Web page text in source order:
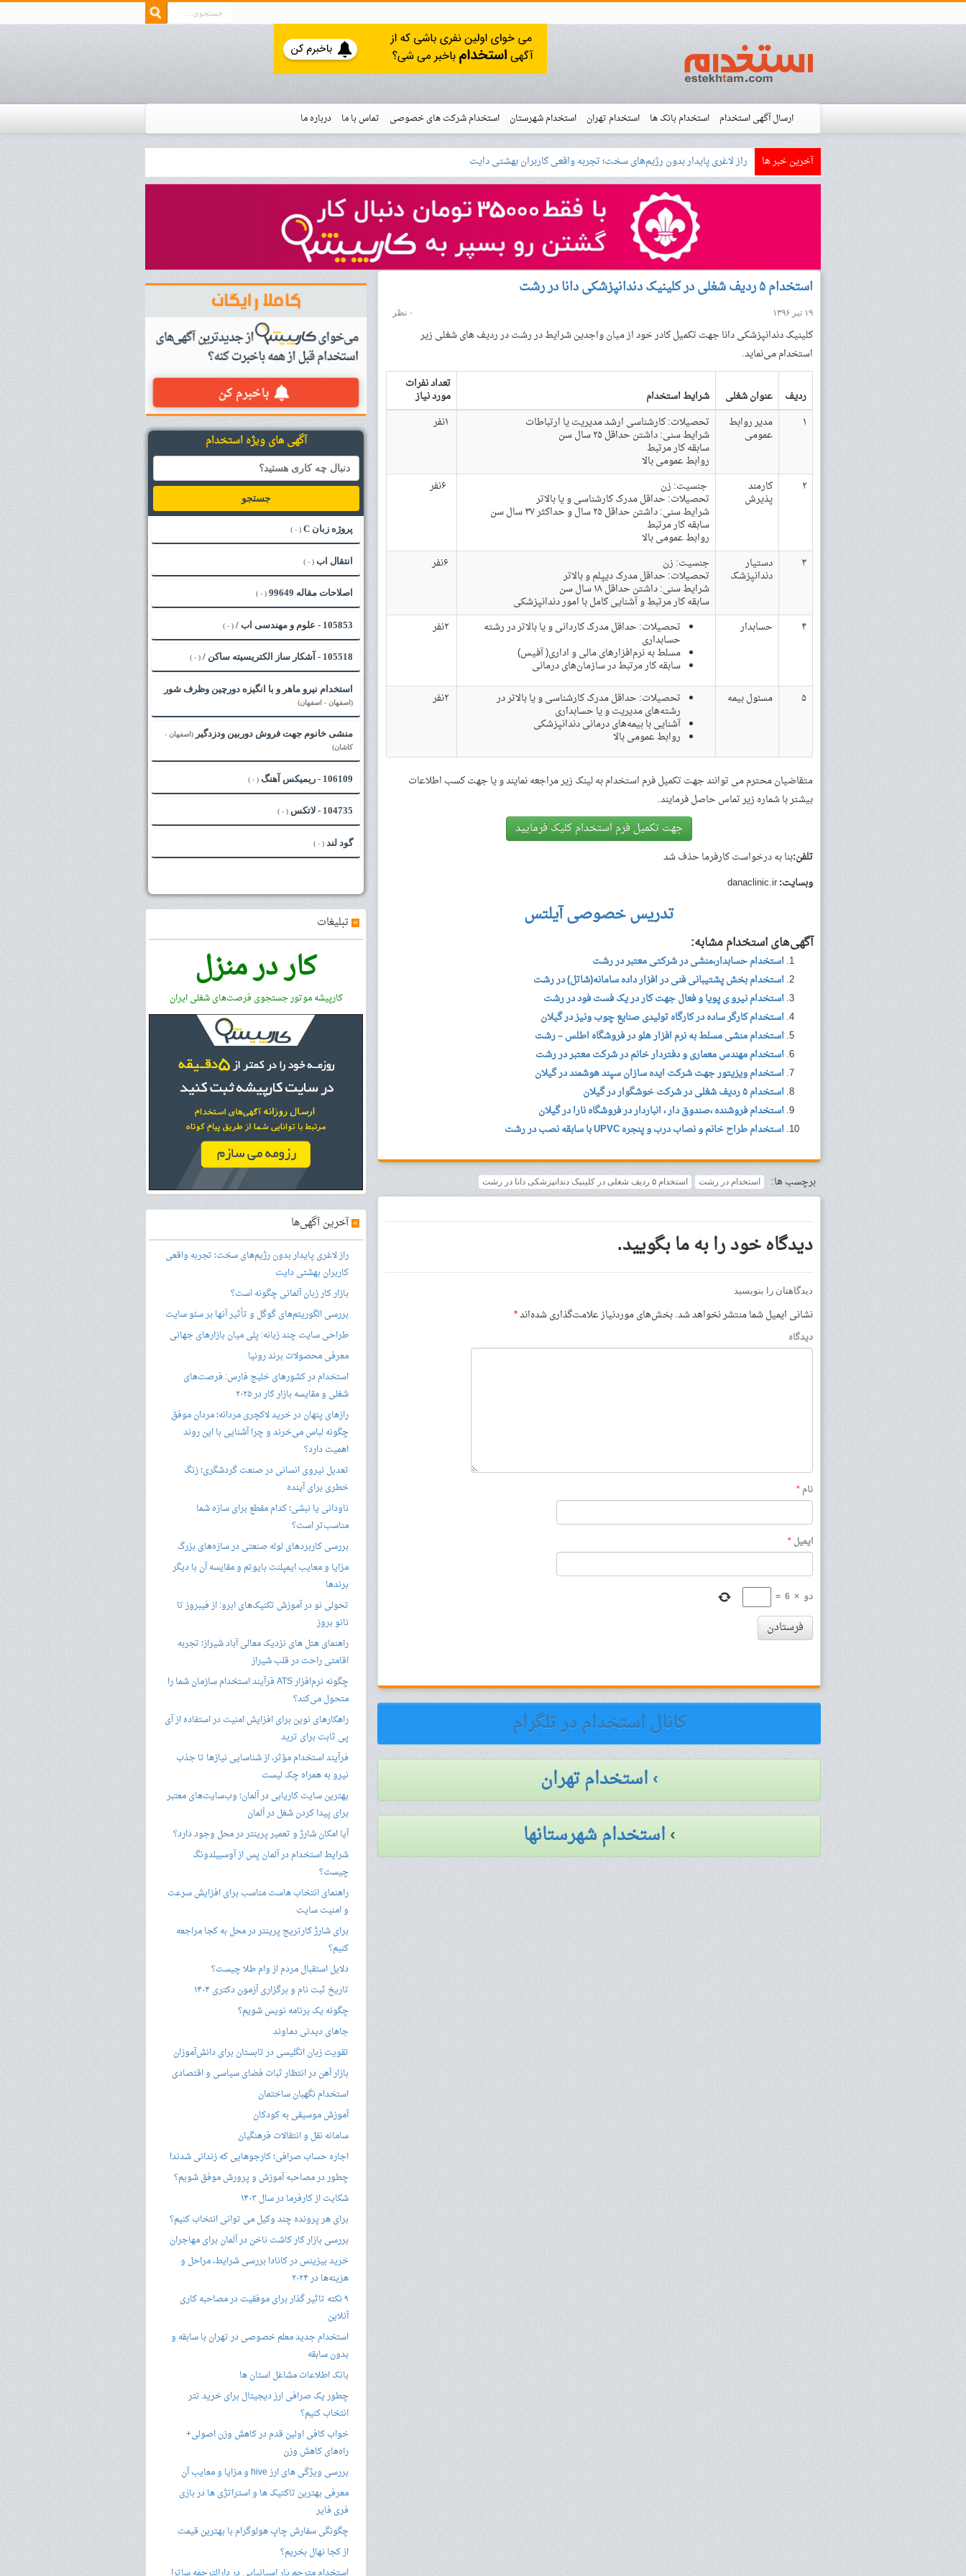
ارسال آگهی استخدام استخدام بانک ها استخدام تهران استخدام شهرستان استخدام شرکت های خصوصی تماس با ما
درباره ما
نوار زمان استخدام
استخدام شده ها
آموزش فروشگاه استخدام
آخرین خبر ها بازار کار زبان آلمانی چگونه
استخدام ۵ ردیف شغلی در کلینیک دندانپزشکی دانا در رشت
۱۹ تیر ۱۳۹۶ ۰ نظر
کلینیک دندانپزشکی دانا جهت تکمیل کادر خود از میان واجدین شرایط در رشت در ردیف های شغلی زیر
استخدام می‌نماید.
ردیف عنوان شغلی شرایط استخدام
تعداد نفرات
مورد نیاز
۱
مدیر روابط
عمومی
تحصیلات: کارشناسی ارشد مدیریت یا ارتباطات
شرایط سنی: داشتن حداقل ۲۵ سال سن
سابقه کار مرتبط
روابط عمومی بالا
۲ کارمند
پذیرش
جنسیت: زن
تحصیلات: حداقل مدرک کارشناسی و یا بالاتر
شرایط سنی: داشتن حداقل ۲۵ سال و حداکثر ۳۷ سال سن
سابقه کار مرتبط
روابط عمومی بالا
۳ دستیار
دندانپزشک
جنسیت: زن
تحصیلات: حداقل مدرک دیپلم و بالاتر
شرایط سنی: داشتن حداقل ۱۸ سال سن
سابقه کار مرتبط و آشنایی کامل با امور دندانپزشکی
۴ حسابدار تحصیلات: حداقل مدرک کاردانی و یا بالاتر در رشته‌
حسابداری
مسلط به نرم‌افزارهای مالی و اداری( آفیس)
سابقه کار مرتبط در سازمان‌های درمانی
۵ مسئول بیمه تحصیلات: حداقل مدرک کارشناسی و یا بالاتر در
رشته‌های مدیریت و یا حسابداری
آشنایی با بیمه‌های درمانی دندانپزشکی
روابط عمومی بالا
متقاضیان محترم می توانند جهت تکمیل فرم استخدام به لینک زیر مراجعه نمایند و یا جهت کسب اطلاعات
بیشتر با شماره زیر تماس حاصل فرمایند.
جهت تکمیل فرم استخدام کلیک فرمایید
تلفن:بنا به درخواست کارفرما حذف شد
وبسایت:
تدریس خصوصی آیلتس
آگهی‌های استخدام مشابه:
استخدام حسابدار،منشی در شرکتی معتبر در رشت
استخدام بخش پشتیبانی فنی در افزار داده سامانه(شاتل) در رشت
استخدام نیرو ی پویا و فعال جهت کار در یک فست فود در رشت
استخدام کارگر ساده در کارگاه تولیدی صنایع چوب ونیز در گیلان
استخدام منشی مسلط به نرم افزار هلو در فروشگاه اطلس – رشت
استخدام مهندس معماری و دفتردار خانم در شرکت معتبر در رشت
استخدام ویزیتور جهت شرکت ایده سازان سپند هوشمند در گیلان
استخدام ۵ ردیف شغلی در شرکت خوشگوار در گیلان
استخدام فروشنده ،صندوق دار ، انباردار در فروشگاه نارا در گیلان
استخدام طراح خانم و نصاب درب و پنجره UPVC با سابقه نصب در رشت
برچسب ها: استخدام در رشت استخدام ۵ ردیف شغلی در کلینیک دندانپزشکی دانا در رشت
دیدگاه خود را به ما بگویید.
دیدگاهتان را بنویسید
نشانی ایمیل شما منتشر نخواهد شد.بخش‌های موردنیاز علامت‌گذاری شده‌اند*
دیدگاه
نام*
ایمیل*
دو ×
6
=
فرستادن
کانال استخدام در تلگرام
› استخدام تهران
›استخدام شهرستانها
آگهی های ویژه استخدام
جستجو
پروژه زبان C ( - )
انتقال اب ( - )
اصلاحات مقاله 99649 ( - )
105853 - علوم و مهندسی اب / ( - )
105518 - آشکار ساز الکتریسیته ساکن / ( - )
استخدام نیرو ماهر و با انگیزه دورچین وظرف شور
(اصفهان - اصفهان)
منشی خانوم جهت فروش دوربین ودزدگیر
(اصفهان -
کاشان)
106109 - ریمیکس آهنگ ( - )
104735 - لاتکس ( - )
گود لند ( - )
»تبلیغات
کار در منزل
کارپیشه موتور جستجوی فرصت‌های شغلی ایران
»آخرین آگهی‌ها
راز لاغری پایدار بدون رژیم‌های سخت؛ تجربه واقعی
کاربران بهشتی دایت
بازار کار زبان آلمانی چگونه است؟
بررسی الگوریتم‌های گوگل و تأثیر آنها بر سئو سایت
طراحی سایت چند زبانه: پلی میان بازارهای جهانی
معرفی محصولات برند رونیا
استخدام در کشورهای خلیج فارس: فرصت‌های
شغلی و مقایسه بازار کار در ۲۰۲۵
رازهای پنهان در خرید لاکچری مردانه؛ مردان موفق
چگونه لباس می‌خرند و چرا آشنایی با این روند
اهمیت دارد؟
تعدیل نیروی انسانی در صنعت گردشگری؛ زنگ
خطری برای آینده
ناودانی یا نبشی؛ کدام مقطع برای سازه شما
مناسب‌تر است؟
بررسی کاربردهای لوله صنعتی در سازه‌های بزرگ
مزایا و معایب ایمپلنت بایوتم و مقایسه آن با دیگر
برندها
تحولی نو در آموزش تکنیک‌های ابرو: از فیبروز تا
نانو بروز
راهنمای هتل های نزدیک معالی آباد شیراز؛ تجربه
اقامتی راحت در قلب شیراز
چگونه نرم‌افزار ATS فرآیند استخدام سازمان شما را
متحول می‌کند؟
راهکارهای نوین برای افزایش امنیت در استفاده از آی
پی ثابت برای ترید
فرآیند استخدام مؤثر، از شناسایی نیازها تا جذب
نیرو به همراه چک لیست
بهترین سایت کاریابی در آلمان؛ وب‌سایت‌های معتبر
برای پیدا کردن شغل در آلمان
آیا امکان شارژ و تعمیر پرینتر در محل وجود دارد؟
شرایط استخدام در آلمان پس از آوسبیلدونگ
چیست؟
راهنمای انتخاب هاست مناسب برای افزایش سرعت
و امنیت سایت
برای شارژ کارتریج پرینتر در محل به کجا مراجعه
کنیم؟
دلایل استقبال مردم از وام طلا چیست؟
تاریخ ثبت نام و برگزاری آزمون دکتری ۱۴۰۴
چگونه یک برنامه نویس شویم؟
جاهای دیدنی دماوند
تقویت زبان انگلیسی در تابستان برای دانش‌آموزان
بازار آهن در انتظار ثبات فضای سیاسی و اقتصادی
استخدام نگهبان ساختمان
آموزش موسیقی به کودکان
سامانه نقل و انتقالات فرهنگیان
اجاره حساب صرافی؛ کارجوهایی که زندانی شدند!
چطور در مصاحبه‌ آموزش و پرورش موفق شویم؟
شکایت از کارفرما در سال ۱۴۰۳
برای هر پرونده چند وکیل می توانی انتخاب کنیم؟
بررسی بازار کار کاشت ناخن در آلمان برای مهاجران
خرید بیزینس در کانادا بررسی شرایط، مراحل و
هزینه‌ها در ۲۰۲۴
۹ نکته تاثیر گذار برای موفقیت در مصاحبه کاری
آنلاین
استخدام جدید معلم خصوصی در تهران با سابقه و
بدون سابقه
بانک اطلاعات مشاغل استان ها
چطور یک صرافی ارز دیجیتال برای خرید تتر
انتخاب کنیم؟
خواب کافی اولین قدم در کاهش وزن اصولی+
راه‌های کاهش وزن
بررسی ویژگی های ارز hive و مزایا و معایب آن
معرفی بهترین تاکتیک ها و استراتژی ها در بازی
فری فایر
چگونگی سفارش چاپ هولوگرام با بهترین قیمت
از کجا نهال بخریم؟